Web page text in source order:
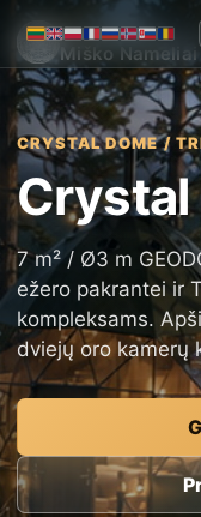
LTENPLFRRUNOSKRO
GEODOMAS
Miško Nameliai
CRYSTAL DOME /
Crystal
7 m² / Ø3 m
ežero pakrantei ir
kompleksams.
dviejų oro kamerų